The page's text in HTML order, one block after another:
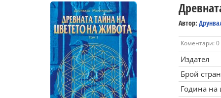
Автор:
Коментари: 0
Издател
Брой
Година на